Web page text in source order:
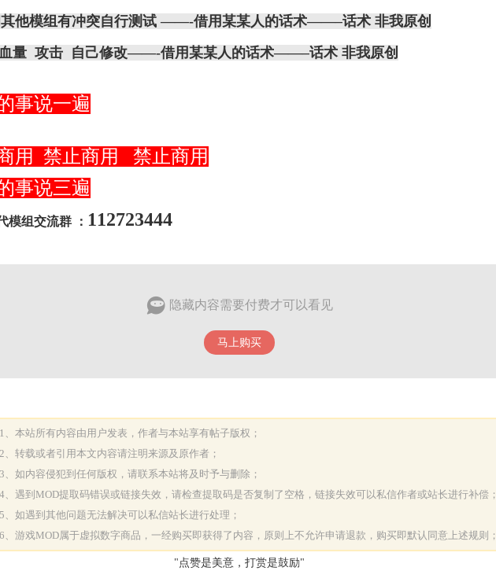
他模组有冲突自行测试 ——-借用某某人的话术——–话术 非我原创
量 攻击 自己修改——-借用某某人的话术——–话术 非我原创
事说一遍
用 禁止商用 禁止商用
事说三遍
模组交流群 ： 112723444
隐藏内容需要付费才可以看见
马上购买
1、本站所有内容由用户发表，作者与本站享有帖子版权；
2、转载或者引用本文内容请注明来源及原作者；
3、如内容侵犯到任何版权，请联系本站将及时予与删除；
4、遇到MOD提取码错误或链接失效，请检查提取码是否复制了空格，链接失效可以私信作者或站长进行补偿；
5、如遇到其他问题无法解决可以私信站长进行处理；
6、游戏MOD属于虚拟数字商品，一经购买即获得了内容，原则上不允许申请退款，购买即默认同意上述规则；
"点赞是美意，打赏是鼓励"